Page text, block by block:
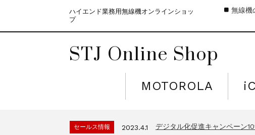
ハイエンド業務用無線機オンラインショッ
プ
STJ Online Shop
MOTOROLA
無線機
2021.4.12 モトローラ無線機本体キャン
セールス情報 2023.4.1 デジタル化促進キャンペーン